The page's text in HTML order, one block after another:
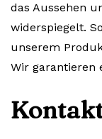
das Aussehen
widerspiegelt.
unserem
Wir garantieren